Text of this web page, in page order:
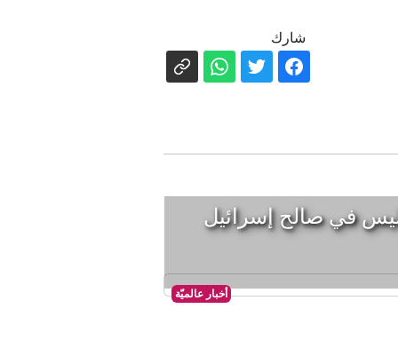
شارك
أخبار عالميّة
ليس في صالح إسرائيل